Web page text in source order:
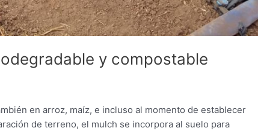
y compostable
en arroz, maíz, e incluso al momento de establecer
de terreno, el mulch se incorpora al suelo para